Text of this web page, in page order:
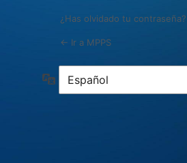
¿Has olvidado tu contraseña?
← Ir a MPPS
Idioma